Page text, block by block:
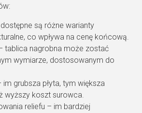
są różne warianty
co wpływa na cenę końcową.
tablica nagrobna może zostać
wymiarze, dostosowanym do
grubsza płyta, tym większa
wyższy koszt surowca.
reliefu – im bardziej